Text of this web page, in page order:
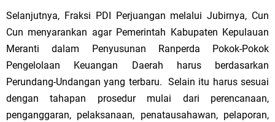
Selanjutnya, Fraksi PDI Perjuangan melalui Jubirnya, Cun
Cun menyarankan agar Pemerintah Kabupaten Kepulauan
Meranti dalam Penyusunan Ranperda Pokok-Pokok
Pengelolaan Keuangan Daerah harus berdasarkan
Perundang-Undangan yang terbaru. Selain itu harus sesuai
dengan tahapan prosedur mulai dari perencanaan,
penganggaran, pelaksanaan, penatausahawan, pelaporan,